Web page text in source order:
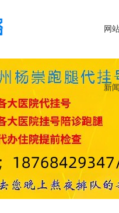
网
新